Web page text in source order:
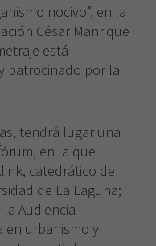
nocivo”, en la
César Manrique
está
patrocinado por la
tendrá lugar una
en la que
catedrático de
de La Laguna;
Audiencia
en urbanismo y